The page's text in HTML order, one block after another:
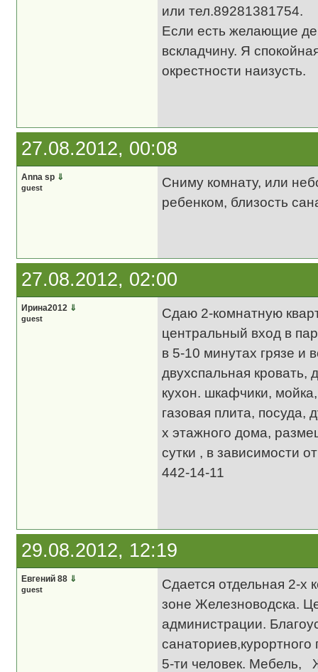
или тел.89281381754.
Если есть желающие
вскладчину. Я
окрестности наизусть.
27.08.2012, 00:08
Anna sp ⇓
guest
Сниму комнату, или
ребенком, близость
27.08.2012, 02:00
Ирина2012 ⇓
guest
Сдаю 2-комнатную
центральный вход в
в 5-10 минутах грязе и
двухспальная
кухон. шкафчики,
газовая плита, посуда,
х этажного дома,
сутки , в зависимости
442-14-11
29.08.2012, 12:19
Евгений 88 ⇓
guest
Сдается отдельная 2-
зоне Железноводска.
администрации.
5-ти человек. Мебель,